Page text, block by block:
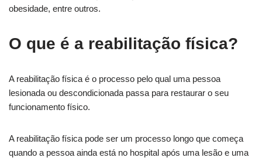
obesidade, entre outros.
O que é a reabilitação física?
A reabilitação física é o processo pelo qual uma pessoa
lesionada ou descondicionada passa para restaurar o seu
funcionamento físico.
A reabilitação física pode ser um processo longo que começa
quando a pessoa ainda está no hospital após uma lesão e uma